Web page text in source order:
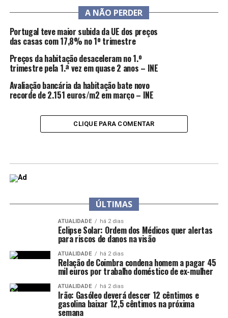
A NÃO PERDER
Portugal teve maior subida da UE dos preços
das casas com 17,8% no 1º trimestre
Preços da habitação desaceleram no 1.º
trimestre pela 1.ª vez em quase 2 anos – INE
Avaliação bancária da habitação bate novo
recorde de 2.151 euros/m2 em março – INE
CLIQUE PARA COMENTAR
ÚLTIMAS
ATUALIDADE há 2 dias
Eclipse Solar: Ordem dos Médicos quer alertas
para riscos de danos na visão
ATUALIDADE há 2 dias
Relação de Coimbra condena homem a pagar 45
mil euros por trabalho doméstico de ex-mulher
ATUALIDADE há 2 dias
Irão: Gasóleo deverá descer 12 cêntimos e
gasolina baixar 12,5 cêntimos na próxima
semana